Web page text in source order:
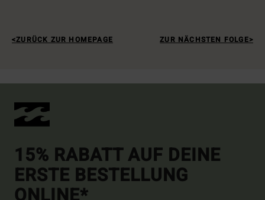
ZURÜCK ZUR HOMEPAGE ZUR NÄCHSTEN FOLGE
15% RABATT AUF DEINE
ERSTE BESTELLUNG